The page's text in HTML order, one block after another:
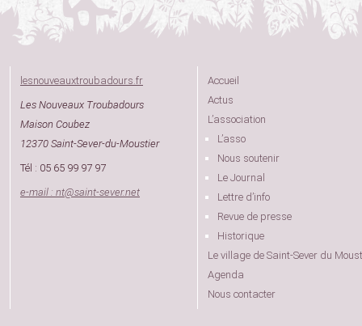
lesnouveauxtroubadours.fr
Les Nouveaux Troubadours
Maison Coubez
12370 Saint-Sever-du-Moustier
Tél : 05 65 99 97 97
e-mail : nt@saint-sever.net
Accueil
Actus
L’association
L’asso
Nous soutenir
Le Journal
Lettre d’info
Revue de presse
Historique
Le village de Saint-Sever du
Agenda
Nous contacter